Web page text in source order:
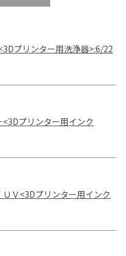
プリンター用洗浄器>:6/22
プリンター用インク
Ｖ<3Dプリンター用インク